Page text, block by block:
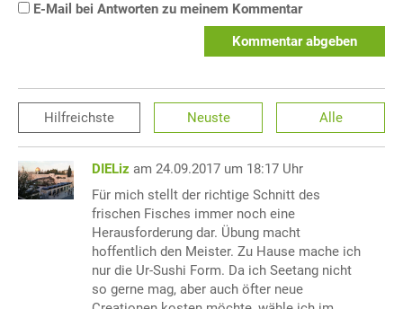
E-Mail bei Antworten zu meinem Kommentar
Kommentar abgeben
Hilfreichste Neuste Alle
DIELiz am 24.09.2017 um 18:17 Uhr
Für mich stellt der richtige Schnitt des
frischen Fisches immer noch eine
Herausforderung dar. Übung macht
hoffentlich den Meister. Zu Hause mache ich
nur die Ur-Sushi Form. Da ich Seetang nicht
so gerne mag, aber auch öfter neue